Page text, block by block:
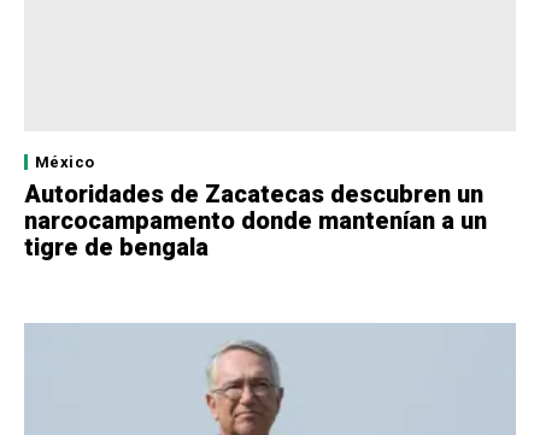
México
Autoridades de Zacatecas descubren un
narcocampamento donde mantenían a un
tigre de bengala